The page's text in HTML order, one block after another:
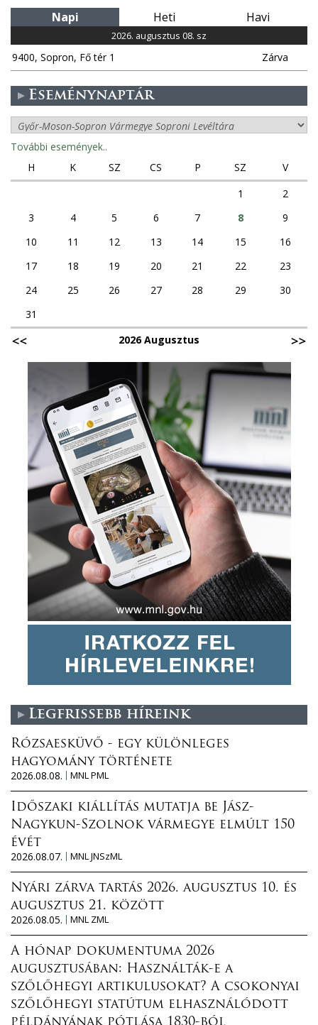
Napi Heti Havi
2026. augusztus 08. sz
9400, Sopron, Fő tér 1 Zárva
Eseménynaptár
További események..
H
K SZ CS P SZ
V
1
2
3
4 5 6 7 8
9
10
11 12 13 14 15
16
17
18 19 20 21 22
23
24
25 26 27 28 29
30
31
2026 Augusztus
Legfrissebb híreink
Rózsaesküvő - egy különleges
hagyomány története
2026.08.08.
MNL PML
Időszaki kiállítás mutatja be Jász-
Nagykun-Szolnok vármegye elmúlt 150
évét
2026.08.07.
MNL JNSzML
Nyári zárva tartás 2026. augusztus 10. és
augusztus 21. között
2026.08.05.
MNL ZML
A hónap dokumentuma 2026
augusztusában: Használták-e a
szőlőhegyi artikulusokat? A csokonyai
szőlőhegyi statútum elhasználódott